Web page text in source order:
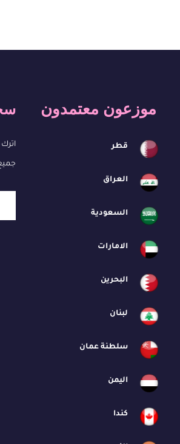
موزعون معتمدون
قطر
العراق
السعودية
الامارات
البحرين
لبنان
سلطنة عمان
اليمن
كندا